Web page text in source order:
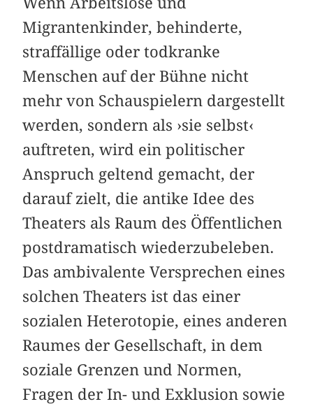
Migrantenkinder, behinderte,
straffällige oder todkranke
Menschen auf der Bühne nicht
mehr von Schauspielern dargestellt
werden, sondern als ›sie selbst‹
auftreten, wird ein politischer
Anspruch geltend gemacht, der
darauf zielt, die antike Idee des
Theaters als Raum des Öffentlichen
postdramatisch wiederzubeleben.
Das ambivalente Versprechen eines
solchen Theaters ist das einer
sozialen Heterotopie, eines anderen
Raumes der Gesellschaft, in dem
soziale Grenzen und Normen,
Fragen der In- und Exklusion sowie